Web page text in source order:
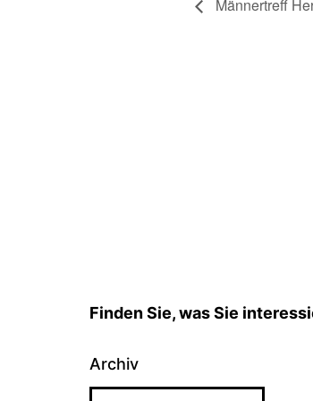
Männertreff
Finden Sie, was Sie
Archiv